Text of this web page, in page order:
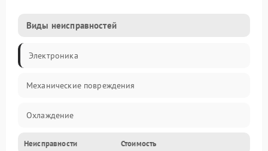
Виды неисправностей
Электроника
Механические повреждения
Охлаждение
Механика
Неисправности Стоимость